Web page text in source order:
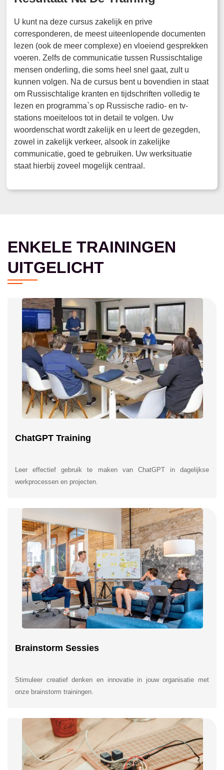
U kunt na deze cursus zakelijk en prive
corresponderen, de meest uiteenlopende documenten
lezen (ook de meer complexe) en vloeiend gesprekken
voeren. Zelfs de communicatie tussen Russischtalige
mensen onderling, die soms heel snel gaat, zult u
kunnen volgen. Na de cursus bent u bovendien in staat
om Russischtalige kranten en tijdschriften volledig te
lezen en programma`s op Russische radio- en tv-
stations moeiteloos tot in detail te volgen. Uw
woordenschat wordt zakelijk en u leert de gezegden,
zowel in zakelijk verkeer, alsook in zakelijke
communicatie, goed te gebruiken. Uw werksituatie
staat hierbij zoveel mogelijk centraal.
ENKELE TRAININGEN
UITGELICHT
ChatGPT Training
Leer effectief gebruik te maken van ChatGPT in dagelijkse
werkprocessen en projecten.
Brainstorm Sessies
Stimuleer creatief denken en innovatie in jouw organisatie met
onze brainstorm trainingen.